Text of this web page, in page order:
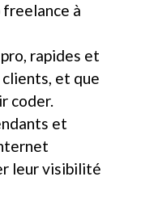
à
rapides et
et que
coder.
et
leur visibilité